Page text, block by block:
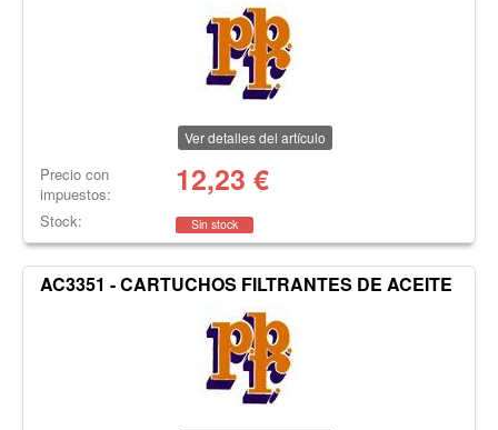
Ver detalles del artículo
Precio con
impuestos:
12,23 €
Stock: Sin stock
AC3351 - CARTUCHOS FILTRANTES DE ACEITE